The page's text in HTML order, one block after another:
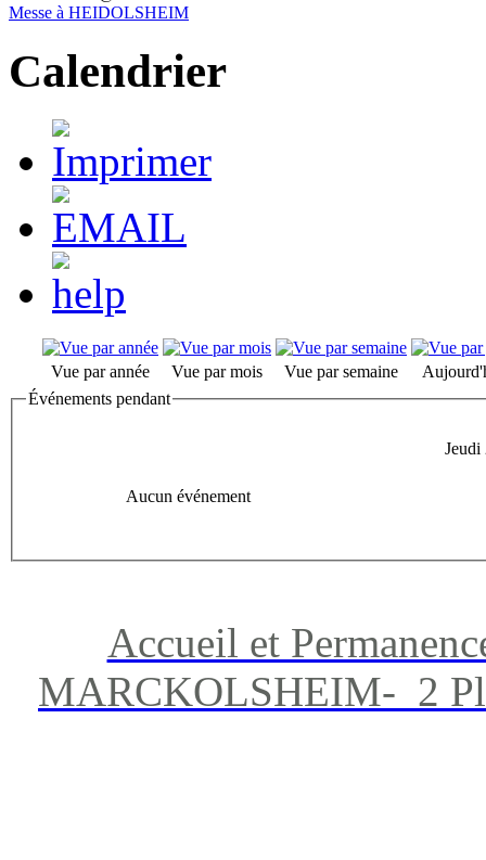
Messe à HEIDOLSHEIM
Calendrier
Vue par année Vue par mois Vue par semaine
Événements pendant
Jeudi
Aucun événement
Accueil et
MARCKOLSHEIM- 2